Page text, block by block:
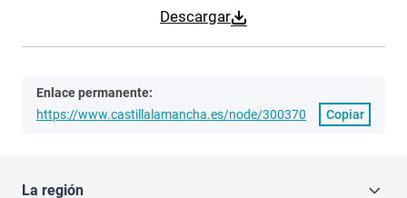
Descargar
Enlace permanente:
https://www.castillalamancha.es/node/300370
Copiar
La región